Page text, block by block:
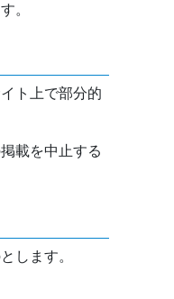
。
ト上で部分的
載を中止する
します。